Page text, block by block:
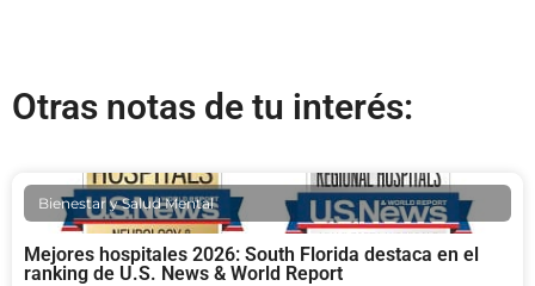
Otras notas de tu interés:
Bienestar y Salud Mental
Mejores hospitales 2026: South Florida destaca en el
ranking de U.S. News & World Report